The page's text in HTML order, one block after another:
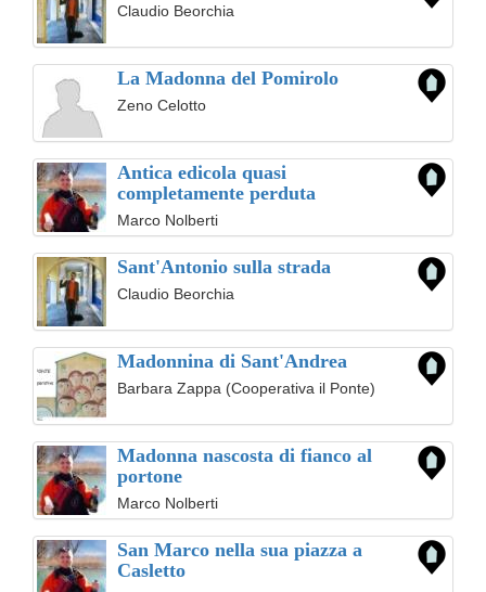
Claudio Beorchia
La Madonna del Pomirolo
Zeno Celotto
Antica edicola quasi
completamente perduta
Marco Nolberti
Sant'Antonio sulla strada
Claudio Beorchia
Madonnina di Sant'Andrea
Barbara Zappa (Cooperativa il Ponte)
Madonna nascosta di fianco al
portone
Marco Nolberti
San Marco nella sua piazza a
Casletto